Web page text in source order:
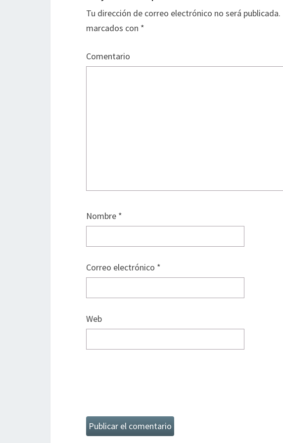
T
Tu dirección de correo electrónico no será publicada.
marcados con *
Comentario
Nombre *
Correo electrónico *
Web